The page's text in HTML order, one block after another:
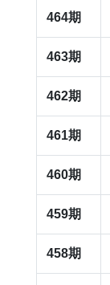
464期
463期
462期
461期
460期
459期
458期